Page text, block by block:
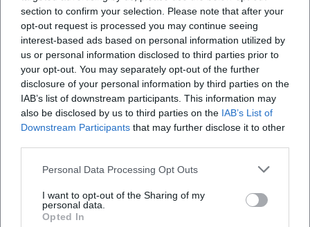
section to confirm your selection. Please note that after your
opt-out request is processed you may continue seeing
interest-based ads based on personal information utilized by
us or personal information disclosed to third parties prior to
your opt-out. You may separately opt-out of the further
disclosure of your personal information by third parties on the
IAB’s list of downstream participants. This information may
also be disclosed by us to third parties on the IAB’s List of
Downstream Participants that may further disclose it to other
Personal Data Processing Opt Outs
I want to opt-out of the Sharing of my
personal data.
Opted In
Konkrete Vorteile für den Alltag
Mehr Wohnangebote auf dem Festland mit
guter Nahversorgung und sozialen
Infrastrukturen.
Einfachere, sichere Umstiege und kurze
Wege zwischen Bahn, Bus, Rad und Fuß am
Mehr Schatten, Wasser- und Grünstrukturen
Stärkere Stadtteilzentren: Reutin und Zech